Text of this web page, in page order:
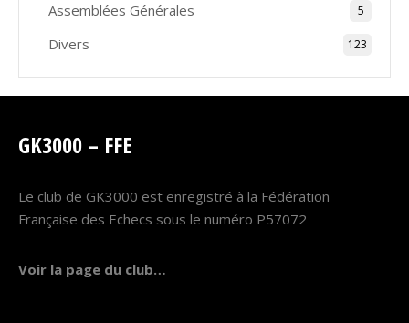
Assemblées Générales 5
Divers 123
GK3000 – FFE
Le club de GK3000 est enregistré à la Fédération
Française des Echecs sous le numéro P57072
Voir la page du club…